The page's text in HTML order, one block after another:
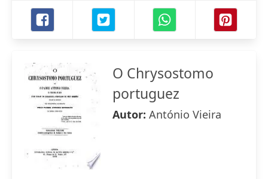
O Chrysostomo
portuguez
Autor: António Vieira